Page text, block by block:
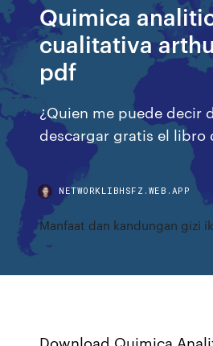
Quimica
cualitativa
pdf
¿Quien me puede decir
descargar gratis el libro
NETWORKLIBHSFZ.WEB.APP
Manfaat dan kandungan gizi
Download Quimica